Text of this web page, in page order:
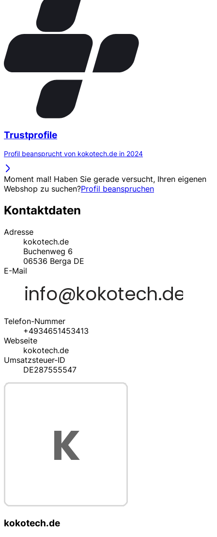
Trustprofile
Profil beansprucht von kokotech.de in 2024
Moment mal! Haben Sie gerade versucht, Ihren eigenen
Webshop zu suchen?Profil beanspruchen
Kontaktdaten
Adresse
kokotech.de
Buchenweg 6
06536 Berga DE
E-Mail
Telefon-Nummer
+4934651453413
Webseite
kokotech.de
Umsatzsteuer-ID
DE287555547
kokotech.de